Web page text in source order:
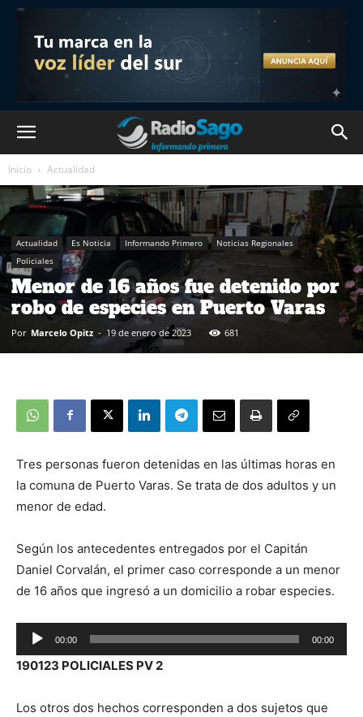
Inicio Actualidad
Actualidad Es Noticia Informando Primero
Noticias Regionales
Policiales
Menor de 16 años fue detenido por
robo de especies en Puerto Varas
Por Marcelo Opitz - 19 de enero de 2023 681
Tres personas fueron detenidas en las últimas horas en
la comuna de Puerto Varas. Se trata de dos adultos y un
menor de edad.
Según los antecedentes entregados por el Capitán
Daniel Corvalán, el primer caso corresponde a un menor
de 16 años que ingresó a un domicilio a robar especies.
Reproductor
de
audio
00:00 00:00
190123 POLICIALES PV 2
Los otros dos hechos corresponden a dos sujetos que